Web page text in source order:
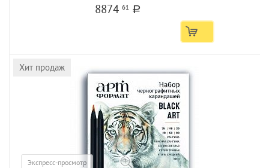
887461 a
Хит продаж
Экспресс-просмотр